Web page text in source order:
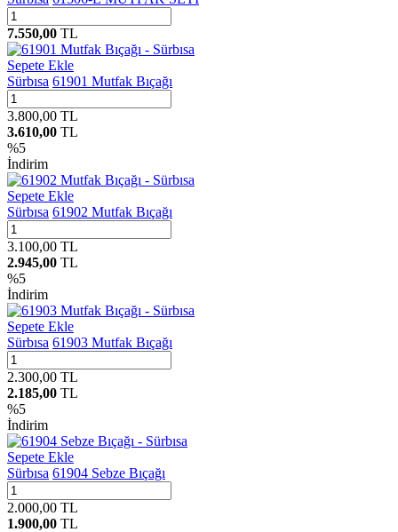
7.550,00 TL
Sepete Ekle
Sürbısa 61901 Mutfak Bıçağı
3.800,00 TL
3.610,00 TL
%5
İndirim
Sepete Ekle
Sürbısa 61902 Mutfak Bıçağı
3.100,00 TL
2.945,00 TL
%5
İndirim
Sepete Ekle
Sürbısa 61903 Mutfak Bıçağı
2.300,00 TL
2.185,00 TL
%5
İndirim
Sepete Ekle
Sürbısa 61904 Sebze Bıçağı
2.000,00 TL
1.900,00 TL